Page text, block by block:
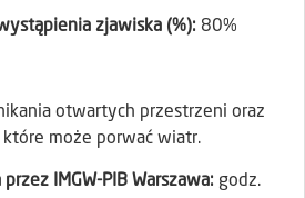
zjawiska (%): 80%
otwartych przestrzeni oraz
może porwać wiatr.
IMGW-PIB Warszawa: godz.